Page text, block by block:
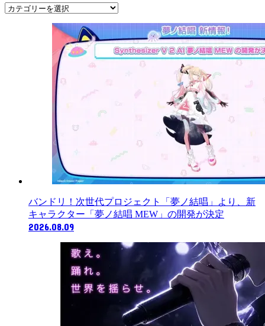
カ
バンドリ！次世代プロジェクト「夢ノ結唱」より、新
キャラクター「夢ノ結唱 MEW」の開発が決定
2026.08.09